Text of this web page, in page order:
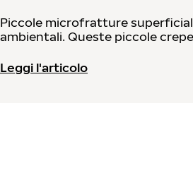
Piccole microfratture
ambientali. Queste piccole
Leggi l'articolo